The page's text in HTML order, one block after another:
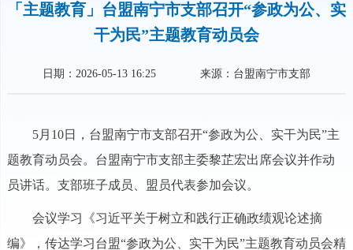
「主题教育」台盟南宁市支部召开“参政为公、实
干为民”主题教育动员会
日期：2026-05-13 16:25 来源：台盟南宁市支部
5月10日，台盟南宁市支部召开“参政为公、实干为民”主
题教育动员会。台盟南宁市支部主委黎芷宏出席会议并作动
员讲话。支部班子成员、盟员代表参加会议。
会议学习《习近平关于树立和践行正确政绩观论述摘
编》，传达学习台盟“参政为公、实干为民”主题教育动员会精